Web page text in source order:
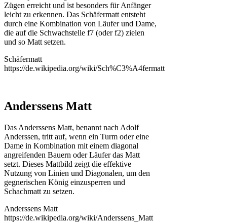
Zügen erreicht und ist besonders für Anfänger
leicht zu erkennen. Das Schäfermatt entsteht
durch eine Kombination von Läufer und Dame,
die auf die Schwachstelle f7 (oder f2) zielen
und so Matt setzen.
Schäfermatt
https://de.wikipedia.org/wiki/Sch%C3%A4fermatt
Anderssens Matt
Das Anderssens Matt, benannt nach Adolf
Anderssen, tritt auf, wenn ein Turm oder eine
Dame in Kombination mit einem diagonal
angreifenden Bauern oder Läufer das Matt
setzt. Dieses Mattbild zeigt die effektive
Nutzung von Linien und Diagonalen, um den
gegnerischen König einzusperren und
Schachmatt zu setzen.
Anderssens Matt
https://de.wikipedia.org/wiki/Anderssens_Matt